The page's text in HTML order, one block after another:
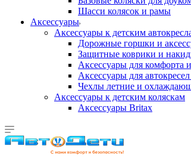
Шасси колясок и рамы
Аксессуары
Аксессуары к детским
Дорожные горшки и
Защитные коврики и
Аксессуары для комфорта
Аксессуары для
Чехлы летние и
Аксессуары к детским коляскам
Аксессуары Britax